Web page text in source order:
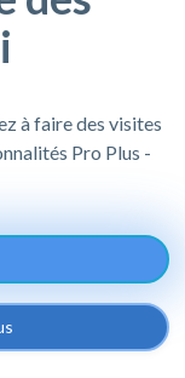
à faire des visites
Pro Plus -